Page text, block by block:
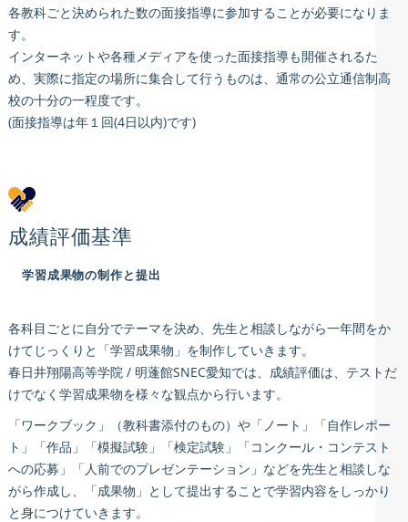
各教科ごと決められた数の面接指導に参加することが必要になりま
す。
インターネットや各種メディアを使った面接指導も開催されるた
め、実際に指定の場所に集合して行うものは、通常の公立通信制高
校の十分の一程度です。
(面接指導は年１回(4日以内)です)
成績評価基準
学習成果物の制作と提出
各科目ごとに自分でテーマを決め、先生と相談しながら一年間をか
けてじっくりと「学習成果物」を制作していきます。
春日井翔陽高等学院 / 明蓬館SNEC愛知では、成績評価は、テストだ
けでなく学習成果物を様々な観点から行います。
「ワークブック」（教科書添付のもの）や「ノート」「自作レポー
ト」「作品」「模擬試験」「検定試験」「コンクール・コンテスト
への応募」「人前でのプレゼンテーション」などを先生と相談しな
がら作成し、「成果物」として提出することで学習内容をしっかり
と身につけていきます。